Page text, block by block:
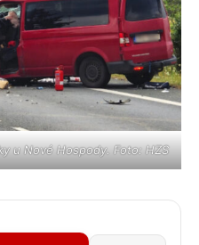
u Nové Hospody. Foto: HZS